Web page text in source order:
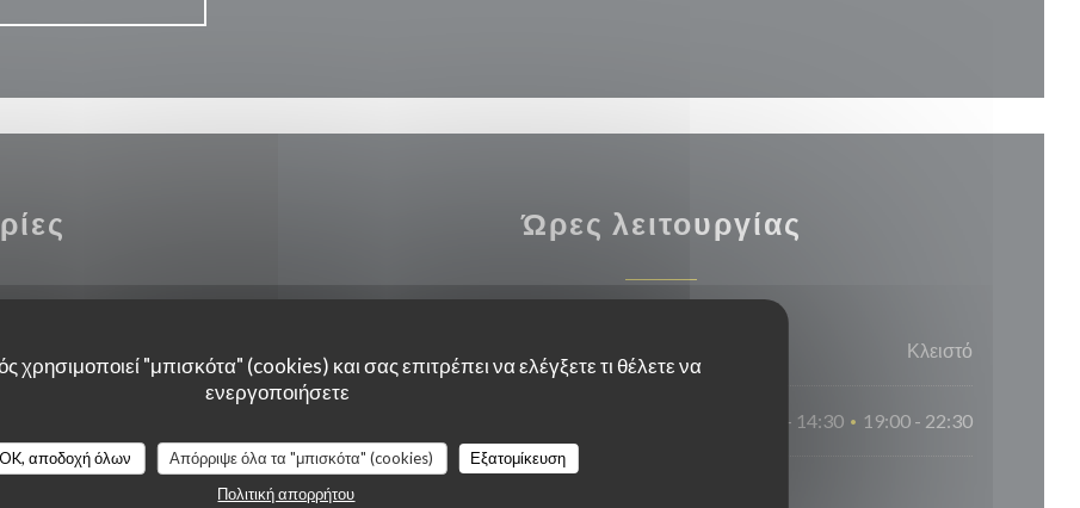
χρησιμοποιεί "μπισκότα" (cookies) και σας επιτρέπει να ελέγξετε τι θέλετε να
ενεργοποιήσετε
OK, αποδοχή όλων Απόρριψε όλα τα "μπισκότα" (cookies)
Εξατομίκευση
Πολιτική απορρήτου
Ώρες λειτουργίας
Κλειστό
12:00 - 14:30 • 19:00 - 22:30